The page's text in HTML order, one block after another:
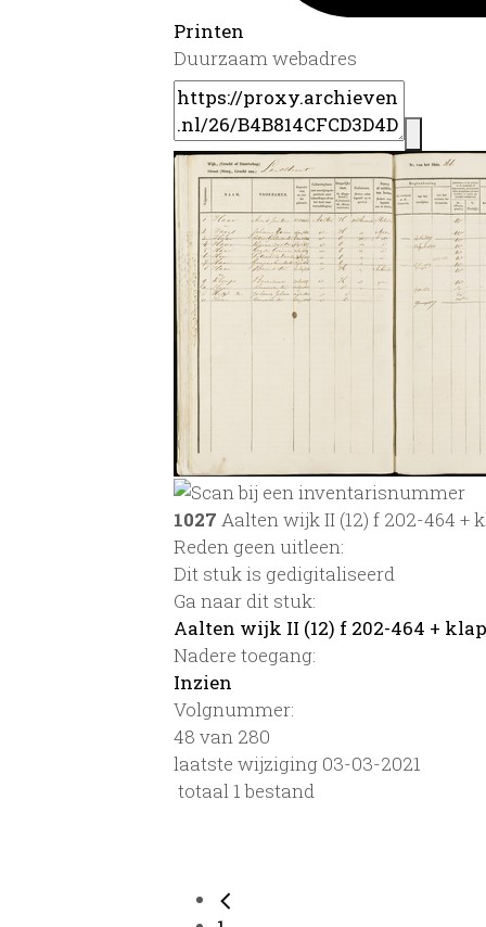
Printen
Duurzaam webadres
1027 Aalten wijk II (12) f 202-464 +
Reden geen uitleen:
Dit stuk is gedigitaliseerd
Ga naar dit stuk:
Aalten wijk II (12) f 202-464 +
Nadere toegang:
Inzien
Volgnummer:
48 van 280
laatste wijziging 03-03-2021
totaal 1 bestand